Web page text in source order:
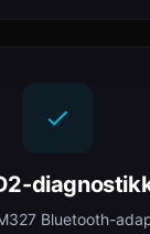
Bluetooth-